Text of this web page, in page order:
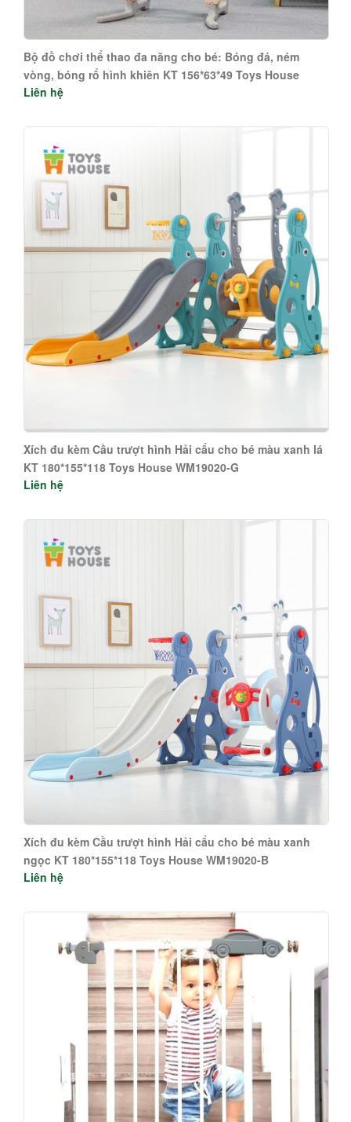
Bộ đồ chơi thể thao đa năng cho bé: Bóng đá, ném
vòng, bóng rổ hình khiên KT 156*63*49 Toys House
WM19041-O , màu cam
Liên hệ
Xích đu kèm Cầu trượt hình Hải cẩu cho bé màu xanh lá
KT 180*155*118 Toys House WM19020-G
Liên hệ
Xích đu kèm Cầu trượt hình Hải cẩu cho bé màu xanh
ngọc KT 180*155*118 Toys House WM19020-B
Liên hệ